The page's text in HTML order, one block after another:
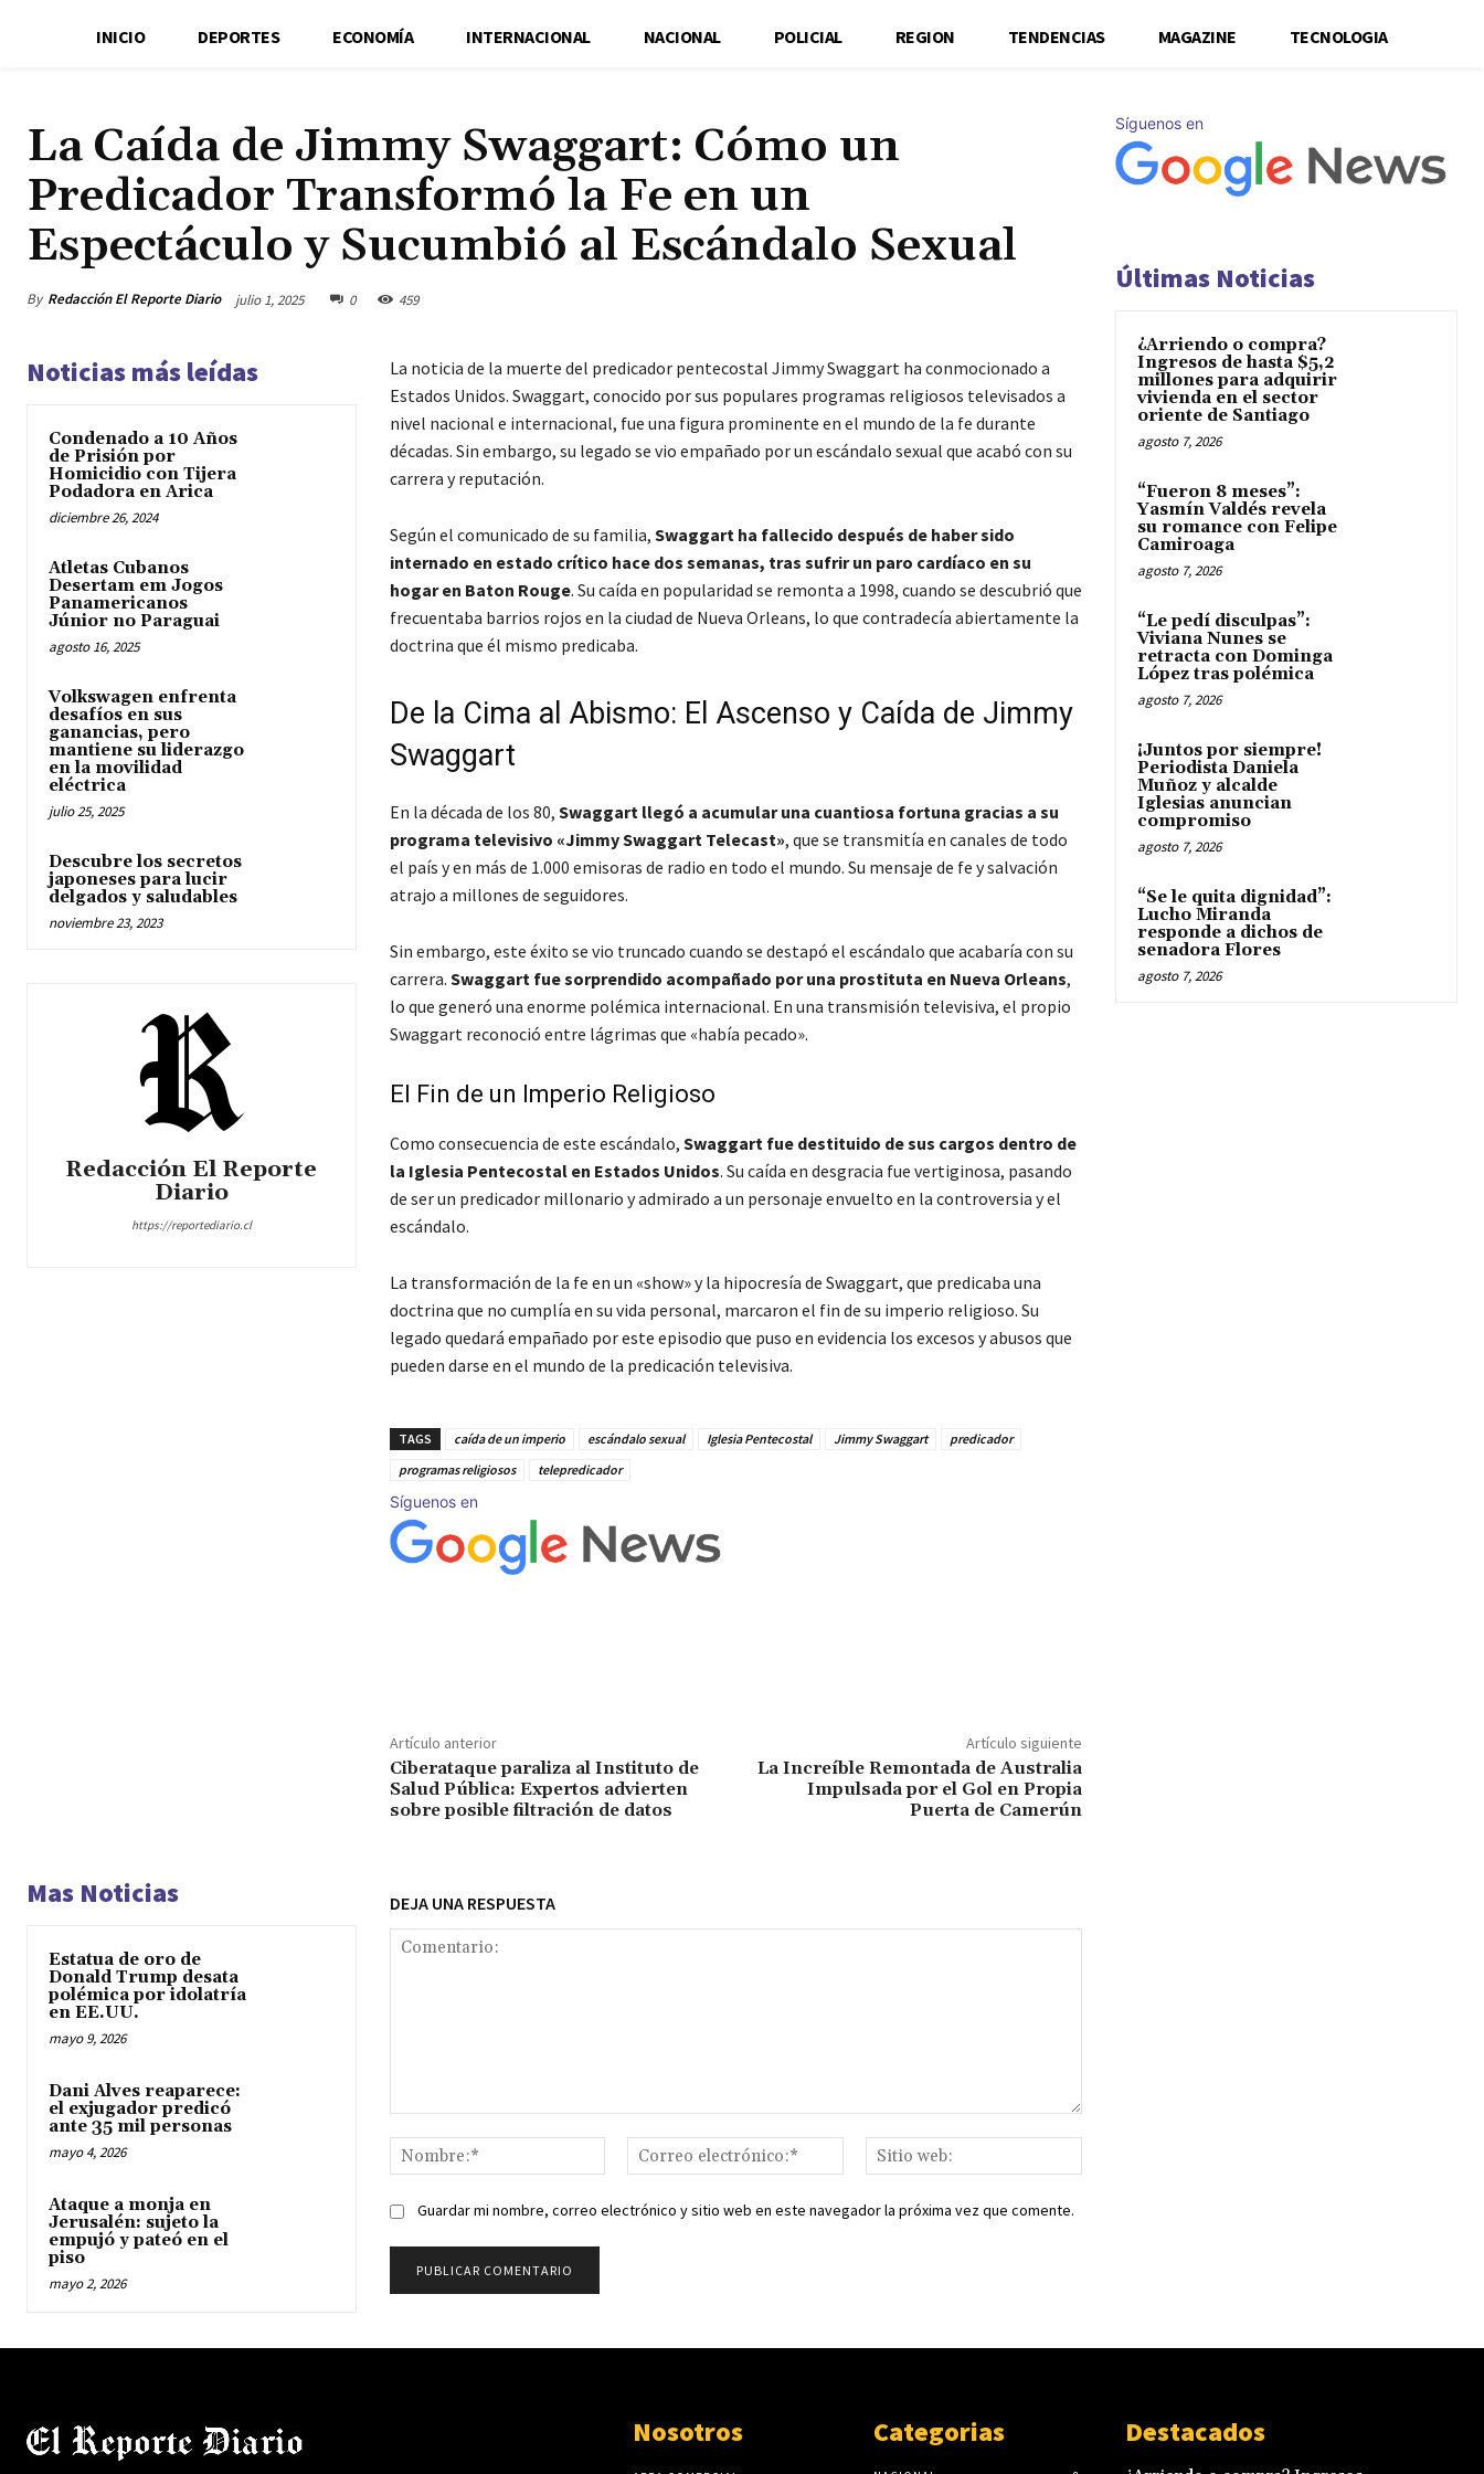
INICIO DEPORTES ECONOMÍA INTERNACIONAL NACIONAL POLICIAL REGION TENDENCIAS MAGAZINE TECNOLOGIA
La Caída de Jimmy Swaggart: Cómo un
Predicador Transformó la Fe en un
Espectáculo y Sucumbió al Escándalo Sexual
By Redacción El Reporte Diario julio 1, 2025 0 459
Noticias más leídas
Condenado a 10 Años
de Prisión por
Homicidio con Tijera
Podadora en Arica
diciembre 26, 2024
Atletas Cubanos
Desertam em Jogos
Panamericanos
Júnior no Paraguai
agosto 16, 2025
Volkswagen enfrenta
desafíos en sus
ganancias, pero
mantiene su liderazgo
en la movilidad
eléctrica
julio 25, 2025
Descubre los secretos
japoneses para lucir
delgados y saludables
noviembre 23, 2023
Redacción El Reporte
Diario
https://reportediario.cl
La noticia de la muerte del predicador pentecostal Jimmy Swaggart ha conmocionado a
Estados Unidos. Swaggart, conocido por sus populares programas religiosos televisados a
nivel nacional e internacional, fue una figura prominente en el mundo de la fe durante
décadas. Sin embargo, su legado se vio empañado por un escándalo sexual que acabó con su
carrera y reputación.
Según el comunicado de su familia, Swaggart ha fallecido después de haber sido
internado en estado crítico hace dos semanas, tras sufrir un paro cardíaco en su
hogar en Baton Rouge. Su caída en popularidad se remonta a 1998, cuando se descubrió que
frecuentaba barrios rojos en la ciudad de Nueva Orleans, lo que contradecía abiertamente la
doctrina que él mismo predicaba.
De la Cima al Abismo: El Ascenso y Caída de Jimmy
Swaggart
En la década de los 80, Swaggart llegó a acumular una cuantiosa fortuna gracias a su
programa televisivo «Jimmy Swaggart Telecast», que se transmitía en canales de todo
el país y en más de 1.000 emisoras de radio en todo el mundo. Su mensaje de fe y salvación
atrajo a millones de seguidores.
Sin embargo, este éxito se vio truncado cuando se destapó el escándalo que acabaría con su
carrera. Swaggart fue sorprendido acompañado por una prostituta en Nueva Orleans,
lo que generó una enorme polémica internacional. En una transmisión televisiva, el propio
Swaggart reconoció entre lágrimas que «había pecado».
El Fin de un Imperio Religioso
Como consecuencia de este escándalo, Swaggart fue destituido de sus cargos dentro de
la Iglesia Pentecostal en Estados Unidos. Su caída en desgracia fue vertiginosa, pasando
de ser un predicador millonario y admirado a un personaje envuelto en la controversia y el
escándalo.
La transformación de la fe en un «show» y la hipocresía de Swaggart, que predicaba una
doctrina que no cumplía en su vida personal, marcaron el fin de su imperio religioso. Su
legado quedará empañado por este episodio que puso en evidencia los excesos y abusos que
pueden darse en el mundo de la predicación televisiva.
TAGS caída de un imperio escándalo sexual Iglesia Pentecostal Jimmy Swaggart
predicador
programas religiosos
telepredicador
Síguenos en
Artículo anterior
Ciberataque paraliza al Instituto de
Salud Pública: Expertos advierten
sobre posible filtración de datos
Artículo siguiente
La Increíble Remontada de Australia
Impulsada por el Gol en Propia
Puerta de Camerún
Mas Noticias
Estatua de oro de
Donald Trump desata
polémica por idolatría
en EE.UU.
mayo 9, 2026
Dani Alves reaparece:
el exjugador predicó
ante 35 mil personas
mayo 4, 2026
Ataque a monja en
Jerusalén: sujeto la
empujó y pateó en el
piso
mayo 2, 2026
DEJA UNA RESPUESTA
Nombre:*
Correo
electrónico:*
web:
Guardar mi nombre, correo electrónico y sitio web en este navegador la próxima vez que comente.
Síguenos en
Últimas Noticias
¿Arriendo o compra?
Ingresos de hasta $5,2
millones para adquirir
vivienda en el sector
oriente de Santiago
agosto 7, 2026
“Fueron 8 meses”:
Yasmín Valdés revela
su romance con Felipe
Camiroaga
agosto 7, 2026
“Le pedí disculpas”:
Viviana Nunes se
retracta con Dominga
López tras polémica
agosto 7, 2026
¡Juntos por siempre!
Periodista Daniela
Muñoz y alcalde
Iglesias anuncian
compromiso
agosto 7, 2026
“Se le quita dignidad”:
Lucho Miranda
responde a dichos de
senadora Flores
agosto 7, 2026
Nosotros Categorias Destacados